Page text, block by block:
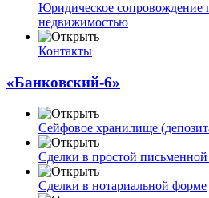
Юридическое сопровождение
недвижимостью
Контакты
«Банковский-6»
Сейфовое хранилище
Сделки в простой
Сделки в нотариальной форме